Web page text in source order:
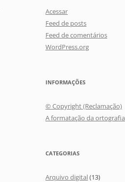
Acessar
Feed de posts
Feed de comentários
WordPress.org
INFORMAÇÕES
© Copyright (Reclamação)
A formatação da ortografia
CATEGORIAS
Arquivo digital(13)